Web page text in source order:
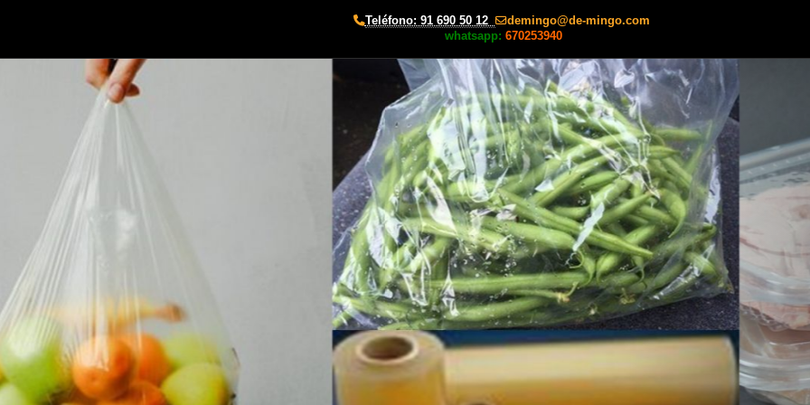
Teléfono: 91 690 50 12 demingo
de-mingo.com
whatsapp: 670253940
next